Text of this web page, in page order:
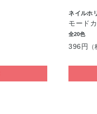
ネイルホ
モード
全20色
396円